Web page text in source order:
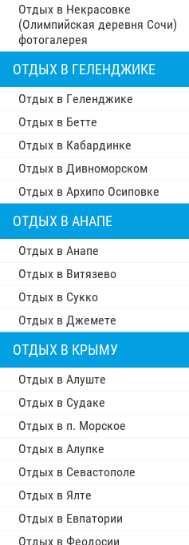
Отдых в Некрасовке
(Олимпийская деревня Сочи)
фотогалерея
ОТДЫХ В ГЕЛЕНДЖИКЕ
Отдых в Геленджике
Отдых в Бетте
Отдых в Кабардинке
Отдых в Дивноморском
Отдых в Архипо Осиповке
ОТДЫХ В АНАПЕ
Отдых в Анапе
Отдых в Витязево
Отдых в Сукко
Отдых в Джемете
ОТДЫХ В КРЫМУ
Отдых в Алуште
Отдых в Судаке
Отдых в п. Морское
Отдых в Алупке
Отдых в Севастополе
Отдых в Ялте
Отдых в Евпатории
Отдых в Феодосии